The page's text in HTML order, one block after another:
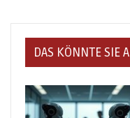
DAS KÖNNTE SIE